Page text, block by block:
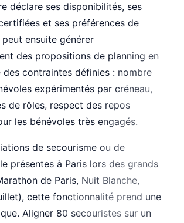
déclare ses disponibilités, ses
et ses préférences de
peut ensuite générer
des propositions de planning en
contraintes définies : nombre
expérimentés par créneau,
de rôles, respect des repos
les bénévoles très engagés.
de secourisme ou de
présentes à Paris lors des grands
de Paris, Nuit Blanche,
cette fonctionnalité prend une
Aligner 80 secouristes sur un